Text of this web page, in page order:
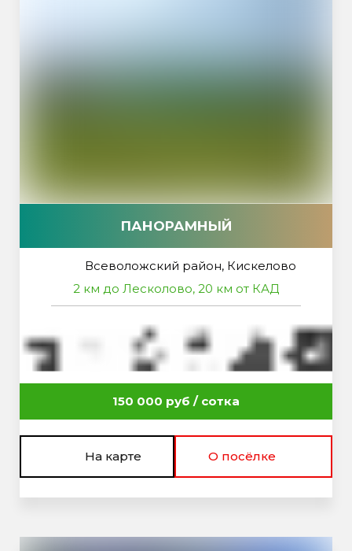
ПАНОРАМНЫЙ
Всеволожский район, Кискелово
2 км до Лесколово, 20 км от КАД
150 000 руб / сотка
На карте О посёлке